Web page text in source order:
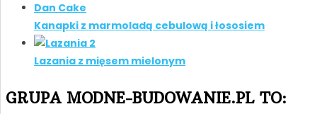
Kanapki z marmoladą cebulową i łososiem
Lazania z mięsem mielonym
GRUPA MODNE-BUDOWANIE.PL TO: